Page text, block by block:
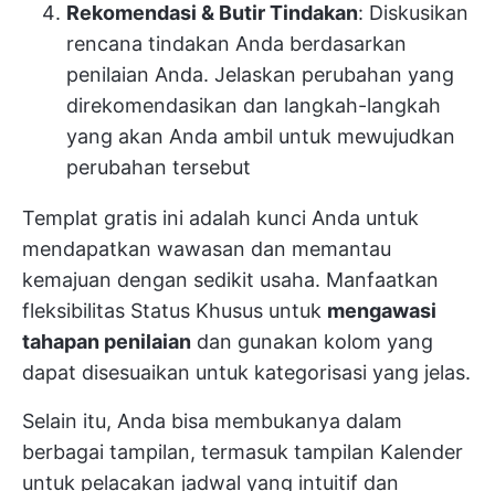
Rekomendasi & Butir Tindakan: Diskusikan
rencana tindakan Anda berdasarkan
penilaian Anda. Jelaskan perubahan yang
direkomendasikan dan langkah-langkah
yang akan Anda ambil untuk mewujudkan
perubahan tersebut
Templat gratis ini adalah kunci Anda untuk
mendapatkan wawasan dan memantau
kemajuan dengan sedikit usaha. Manfaatkan
fleksibilitas Status Khusus untuk mengawasi
tahapan penilaian dan gunakan kolom yang
dapat disesuaikan untuk kategorisasi yang jelas.
Selain itu, Anda bisa membukanya dalam
berbagai tampilan, termasuk tampilan Kalender
untuk pelacakan jadwal yang intuitif dan